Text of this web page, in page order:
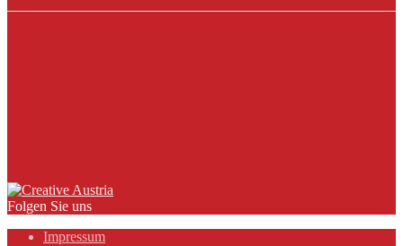
Folgen Sie uns
Impressum